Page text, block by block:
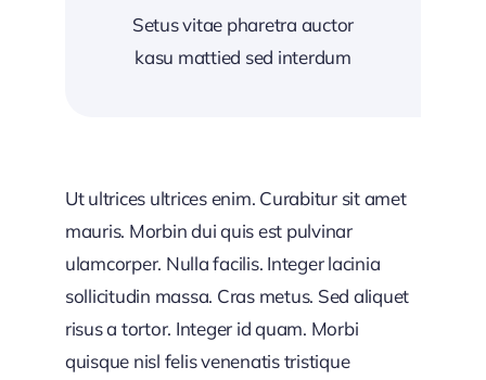
Setus vitae pharetra auctor
kasu mattied sed interdum
Ut ultrices ultrices enim. Curabitur sit amet
mauris. Morbin dui quis est pulvinar
ulamcorper. Nulla facilis. Integer lacinia
sollicitudin massa. Cras metus. Sed aliquet
risus a tortor. Integer id quam. Morbi
quisque nisl felis venenatis tristique